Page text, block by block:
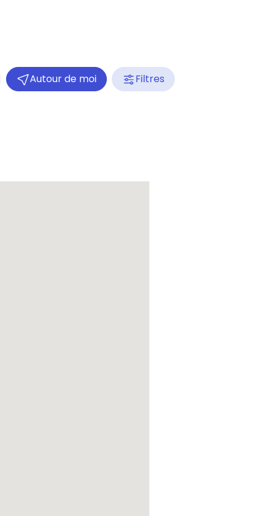
Autour de moi Filtres